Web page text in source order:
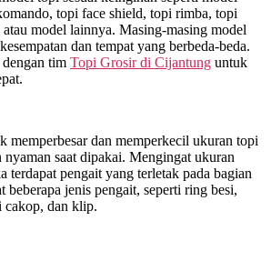
topi face shield, topi rimba, topi
model lainnya. Masing-masing model
dan tempat yang berbeda-beda.
tim Topi Grosir di Cijantung untuk
memperbesar dan memperkecil ukuran topi
saat dipakai. Mengingat ukuran
terdapat pengait yang terletak pada bagian
beberapa jenis pengait, seperti ring besi,
cakop, dan klip.